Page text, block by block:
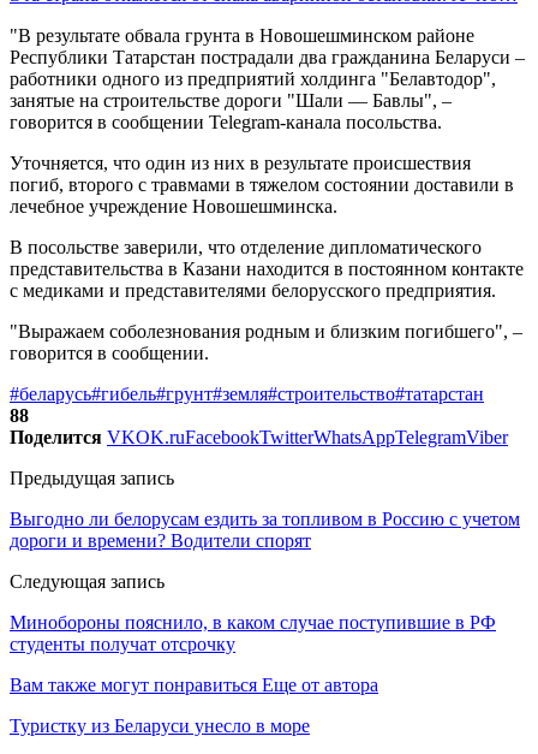
"В результате обвала грунта в Новошешминском районе
Республики Татарстан пострадали два гражданина Беларуси –
работники одного из предприятий холдинга "Белавтодор",
занятые на строительстве дороги "Шали — Бавлы", –
говорится в сообщении Telegram-канала посольства.
Уточняется, что один из них в результате происшествия
погиб, второго с травмами в тяжелом состоянии доставили в
лечебное учреждение Новошешминска.
В посольстве заверили, что отделение дипломатического
представительства в Казани находится в постоянном контакте
с медиками и представителями белорусского предприятия.
"Выражаем соболезнования родным и близким погибшего", –
говорится в сообщении.
#беларусь#гибель#грунт#земля#строительство#татарстан
88
Поделится VKOK.ruFacebookTwitterWhatsAppTelegramViber
Предыдущая запись
Выгодно ли белорусам ездить за топливом в Россию с учетом
дороги и времени? Водители спорят
Следующая запись
Минобороны пояснило, в каком случае поступившие в РФ
студенты получат отсрочку
Вам также могут понравиться Еще от автора
Туристку из Беларуси унесло в море